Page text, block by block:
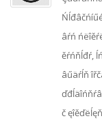
âŕń
ěŕńňĺđŕ,
âűäŕĺň
č